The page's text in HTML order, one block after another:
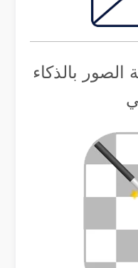
بالذكاء